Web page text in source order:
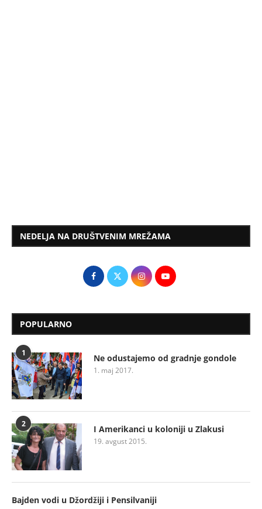
NEDELJA NA DRUŠTVENIM MREŽAMA
POPULARNO
1 Ne odustajemo od gradnje gondole
1. maj 2017.
2 I Amerikanci u koloniji u Zlakusi
19. avgust 2015.
Bajden vodi u Džordžiji i Pensilvaniji